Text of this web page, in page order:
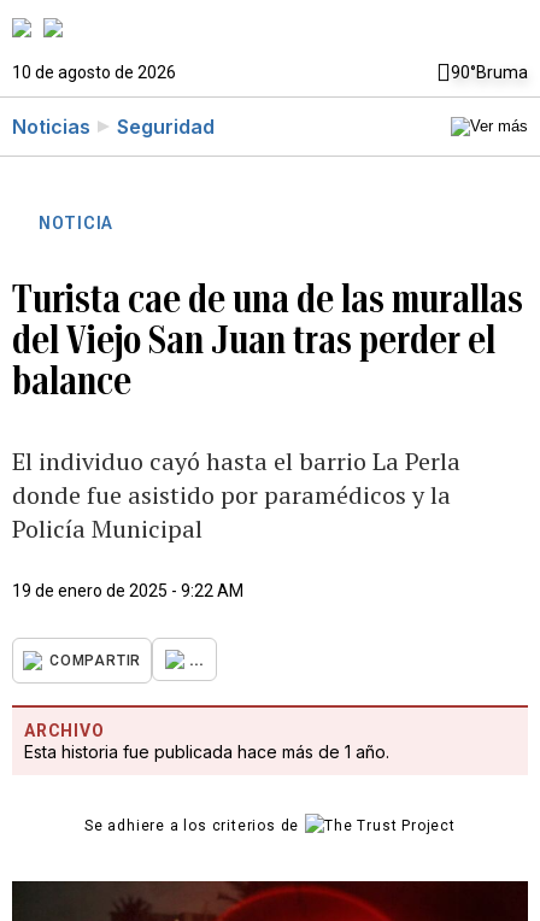
10 de agosto de 2026 90°Bruma
Noticias Seguridad
NOTICIA
Turista cae de una de las murallas
del Viejo San Juan tras perder el
balance
El individuo cayó hasta el barrio La Perla
donde fue asistido por paramédicos y la
Policía Municipal
19 de enero de 2025 - 9:22 AM
COMPARTIR ...
ARCHIVO
Esta historia fue publicada hace más de 1 año.
Se adhiere a los criterios de